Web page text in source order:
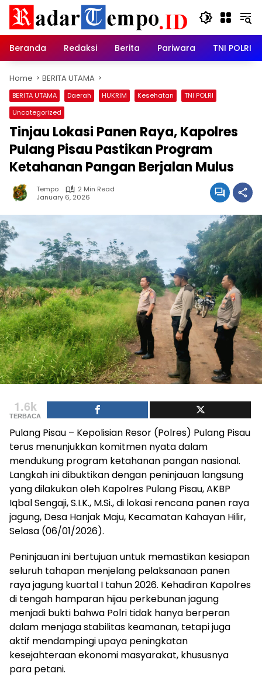
Skip
content
Beranda
Redaksi Berita Pariwara TNI POLRI
Home BERITA UTAMA
BERITA UTAMA Daerah HUKRIM Kesehatan
TNI POLRI
Uncategorized
Tinjau Lokasi Panen Raya, Kapolres
Pulang Pisau Pastikan Program
Ketahanan Pangan Berjalan Mulus
Tempo
2 Min Read
January 6, 2026
1.6k
TERBACA
Pulang Pisau – Kepolisian Resor (Polres) Pulang Pisau
terus menunjukkan komitmen nyata dalam
mendukung program ketahanan pangan nasional.
Langkah ini dibuktikan dengan peninjauan langsung
yang dilakukan oleh Kapolres Pulang Pisau, AKBP
Iqbal Sengaji, S.I.K., M.Si., di lokasi rencana panen raya
jagung, Desa Hanjak Maju, Kecamatan Kahayan Hilir,
Selasa (06/01/2026).
Peninjauan ini bertujuan untuk memastikan kesiapan
seluruh tahapan menjelang pelaksanaan panen
raya jagung kuartal I tahun 2026. Kehadiran Kapolres
di tengah hamparan hijau perkebunan jagung
menjadi bukti bahwa Polri tidak hanya berperan
dalam menjaga stabilitas keamanan, tetapi juga
aktif mendampingi upaya peningkatan
kesejahteraan ekonomi masyarakat, khususnya
para petani.